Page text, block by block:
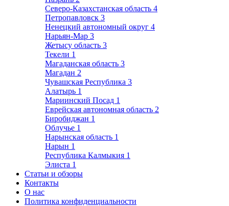
Северо-Казахстанская область 4
Петропавловск 3
Ненецкий автономный округ 4
Нарьян-Мар 3
Жетысу область 3
Текели 1
Магаданская область 3
Магадан 2
Чувашская Республика 3
Алатырь 1
Мариинский Посад 1
Еврейская автономная область 2
Биробиджан 1
Облучье 1
Нарынская область 1
Нарын 1
Республика Калмыкия 1
Элиста 1
Статьи и обзоры
Контакты
О нас
Политика конфиденциальности